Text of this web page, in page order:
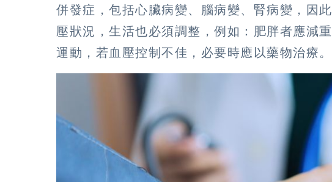
併發症，包括心臟病變、腦病變、腎病變，因
壓狀況，生活也必須調整，例如：肥胖者應減
運動，若血壓控制不佳，必要時應以藥物治療。